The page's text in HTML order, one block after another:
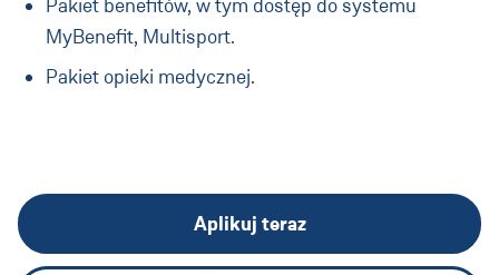
Pakiet benefitów, w tym dostęp do systemu
MyBenefit, Multisport.
Pakiet opieki medycznej.
Aplikuj teraz